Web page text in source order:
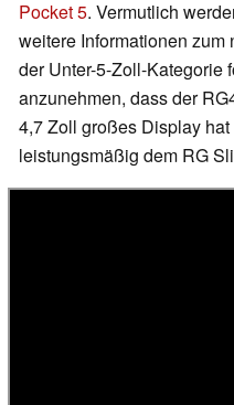
Pocket 5. Vermutlich
weitere Informationen
der Unter-5-Zoll-Kategorie
anzunehmen, dass der
4,7 Zoll großes Display
leistungsmäßig dem RG